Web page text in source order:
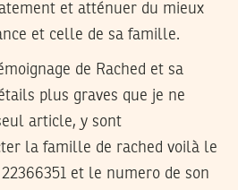
et atténuer du mieux
et celle de sa famille.
de Rached et sa
plus graves que je ne
article, y sont
la famille de rached voilà le
et le numero de son